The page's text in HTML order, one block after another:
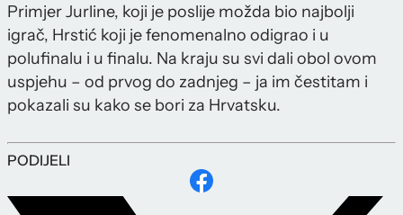
Primjer Jurline, koji je poslije možda bio najbolji
igrač, Hrstić koji je fenomenalno odigrao i u
polufinalu i u finalu. Na kraju su svi dali obol ovom
uspjehu – od prvog do zadnjeg – ja im čestitam i
pokazali su kako se bori za Hrvatsku.
PODIJELI